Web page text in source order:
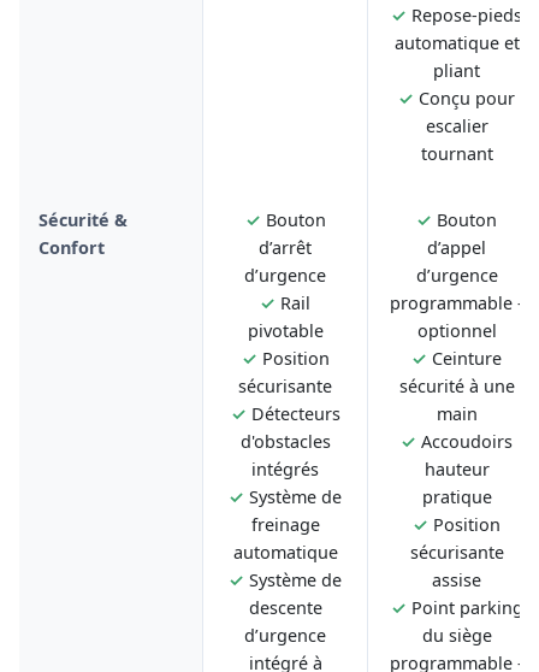
✓ Repose-pieds
automatique et
pliant
✓ Conçu pour
escalier
tournant
Sécurité &
Confort
✓ Bouton
d’arrêt
d’urgence
✓ Rail
pivotable
✓ Position
sécurisante
✓ Détecteurs
d'obstacles
intégrés
✓ Système de
freinage
automatique
✓ Système de
descente
d’urgence
intégré à
✓ Bouton
d’appel
d’urgence
programmable -
optionnel
✓ Ceinture
sécurité à une
main
✓ Accoudoirs
hauteur
pratique
✓ Position
sécurisante
assise
✓ Point parking
du siège
programmable -